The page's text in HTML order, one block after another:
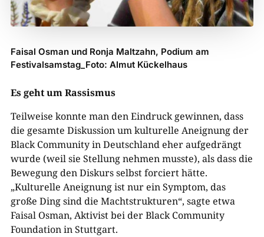
Faisal Osman und Ronja Maltzahn, Podium am
Festivalsamstag_Foto: Almut Kückelhaus
Es geht um Rassismus
Teilweise konnte man den Eindruck gewinnen, dass
die gesamte Diskussion um kulturelle Aneignung der
Black Community in Deutschland eher aufgedrängt
wurde (weil sie Stellung nehmen musste), als dass die
Bewegung den Diskurs selbst forciert hätte.
„Kulturelle Aneignung ist nur ein Symptom, das
große Ding sind die Machtstrukturen“, sagte etwa
Faisal Osman, Aktivist bei der Black Community
Foundation in Stuttgart.